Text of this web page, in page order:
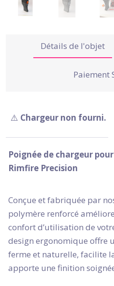
Détails de l'objet
Paiement
⚠️ Chargeur non fourni.
Poignée de chargeur
Rimfire Precision
Conçue et fabriquée par
polymère renforcé
confort d’utilisation de
design ergonomique offre
ferme et naturelle, facilite
apporte une finition